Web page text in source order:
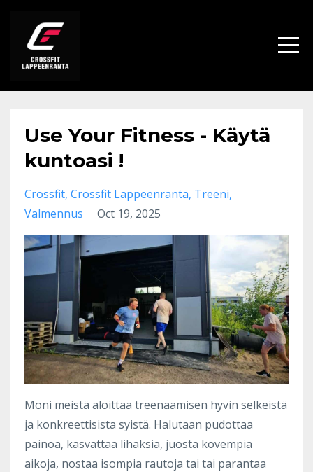
Use Your Fitness - Käytä
kuntoasi !
Crossfit Crossfit Lappeenranta Treeni
Valmennus
Oct 19, 2025
Moni meistä aloittaa treenaamisen hyvin selkeistä
ja konkreettisista syistä. Halutaan pudottaa
painoa, kasvattaa lihaksia, juosta kovempia
aikoja, nostaa isompia rautoja tai tai parantaa